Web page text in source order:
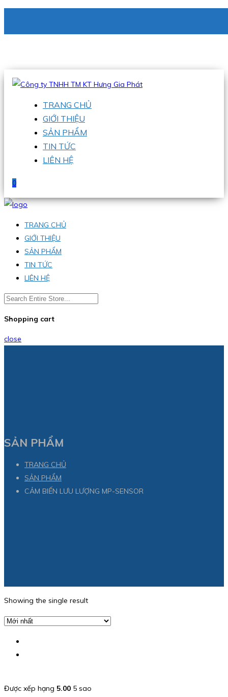
Hotline:0938 336 079
TRANG CHỦ
GIỚI THIỆU
SẢN PHẨM
TIN TỨC
LIÊN HỆ
0
TRANG CHỦ
GIỚI THIỆU
SẢN PHẨM
TIN TỨC
LIÊN HỆ
Shopping cart
close
SẢN PHẨM
TRANG CHỦ
SẢN PHẨM
CẢM BIẾN LƯU LƯỢNG MP-SENSOR
Showing the single result
Được xếp hạng 5.00 5 sao